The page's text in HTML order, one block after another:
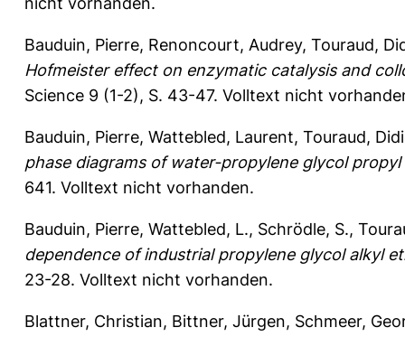
Bauduin, Pierre, Renoncourt, Audrey, Touraud,
Hofmeister effect on enzymatic catalysis and
Science 9 (1-2), S. 43-47. Volltext nicht
Bauduin, Pierre, Wattebled, Laurent, Touraud,
phase diagrams of water-propylene glycol propyl
641. Volltext nicht vorhanden.
Bauduin, Pierre, Wattebled, L., Schrödle, S.,
dependence of industrial propylene glycol alkyl
23-28. Volltext nicht vorhanden.
Blattner, Christian, Bittner, Jürgen, Schmeer,